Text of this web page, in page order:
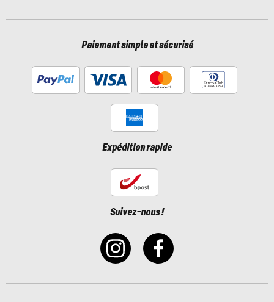
Paiement simple et sécurisé
Expédition rapide
Suivez-nous !